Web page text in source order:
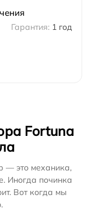
1 год
Fortuna
— это механика,
Иногда починка
Вот когда мы